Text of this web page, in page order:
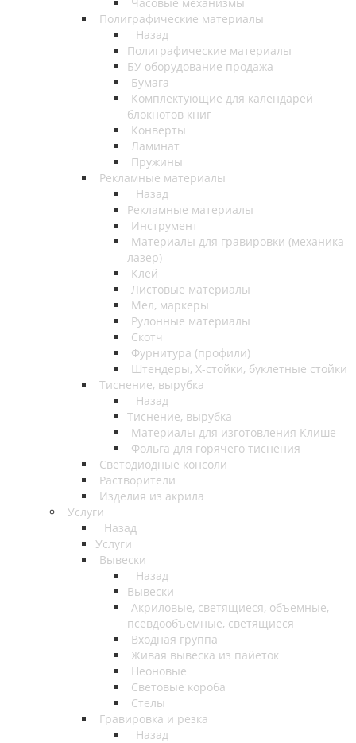
Полиграфические материалы
Назад
Полиграфические материалы
БУ оборудование продажа
Бумага
Комплектующие для календарей
блокнотов книг
Конверты
Ламинат
Пружины
Рекламные материалы
Назад
Рекламные материалы
Инструмент
Материалы для гравировки (механика-
лазер)
Клей
Листовые материалы
Мел, маркеры
Рулонные материалы
Скотч
Фурнитура (профили)
Штендеры, Х-стойки, буклетные стойки
Тиснение, вырубка
Назад
Тиснение, вырубка
Материалы для изготовления Клише
Фольга для горячего тиснения
Светодиодные консоли
Растворители
Изделия из акрила
Услуги
Назад
Услуги
Вывески
Назад
Вывески
Акриловые, светящиеся, объемные,
псевдообъемные, светящиеся
Входная группа
Живая вывеска из пайеток
Неоновые
Световые короба
Стелы
Гравировка и резка
Назад